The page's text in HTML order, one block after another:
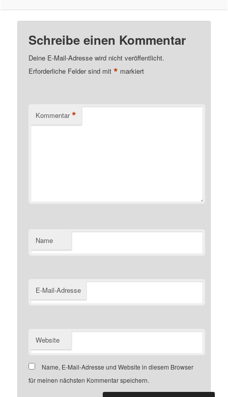
Schreibe einen Kommentar
Deine E-Mail-Adresse wird nicht veröffentlicht.
Erforderliche Felder sind mit* markiert
Kommentar *
Name
E-Mail-Adresse
Website
Name, E-Mail-Adresse und Website in diesem Browser
für meinen nächsten Kommentar speichern.